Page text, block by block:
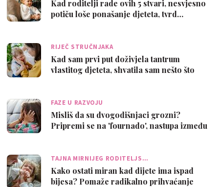
Kad roditelji rade ovih 5 stvari, nesvjesno
potiču loše ponašanje djeteta, tvrd…
RIJEČ STRUČNJAKA
Kad sam prvi put doživjela tantrum
vlastitog djeteta, shvatila sam nešto što
FAZE U RAZVOJU
Misliš da su dvogodišnjaci grozni?
Pripremi se na 'fournado', nastupa između
TAJNA MIRNIJEG RODITELJS…
Kako ostati miran kad dijete ima ispad
bijesa? Pomaže radikalno prihvaćanje